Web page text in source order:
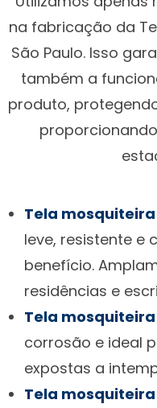
na fabricação da
São Paulo. Isso
também a
produto,
Tela
leve, resistente e
benefício.
residências e
Tela
corrosão e ideal
expostas a
Tela